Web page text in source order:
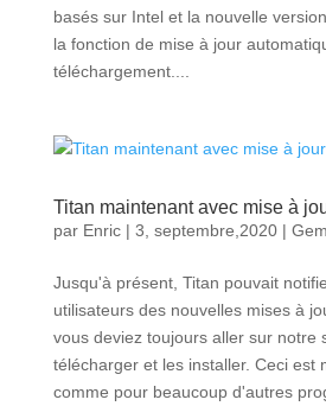
basés sur Intel et la nouvelle
la fonction de mise à jour
téléchargement....
Titan maintenant avec mise à
par Enric| 3, septembre,2020|
Jusqu'à présent, Titan pouvait
utilisateurs des nouvelles mises à
vous deviez toujours aller sur notre
télécharger et les installer. Ceci est
comme pour beaucoup d'autres